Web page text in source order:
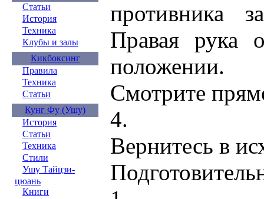
Статьи
История
Техника
Клубы и залы
Кикбоксинг
Правила
Техника
Статьи
Кунг Фу (Ушу)
История
Статьи
Техника
Стили
Ушу Тайцзи-
цюань
Книги
противника
Правая рука
положении.
Смотрите
4.
Вернитесь в